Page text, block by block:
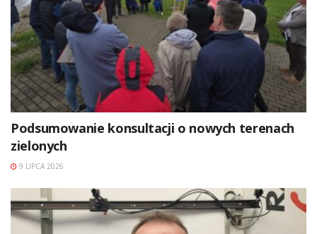
Podsumowanie konsultacji o nowych terenach
zielonych
9 LIPCA 2026